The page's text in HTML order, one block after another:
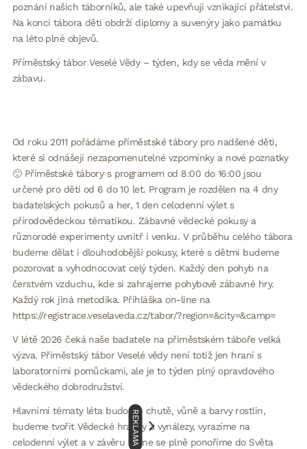
poznání našich táborníků, ale také upevňují vznikající přátelství.
Na konci tábora děti obdrží diplomy a suvenýry jako památku
na léto plné objevů.
Příměstský tábor Veselé Vědy – týden, kdy se věda mění v
zábavu.
Od roku 2011 pořádáme příměstské tábory pro nadšené děti,
které si odnášejí nezapomenutelné vzpomínky a nové poznatky
🙂 Příměstské tábory s programem od 8:00 do 16:00 jsou
určené pro děti od 6 do 10 let. Program je rozdělen na 4 dny
badatelských pokusů a her, 1 den celodenní výlet s
přírodovědeckou tématikou. Zábavné vědecké pokusy a
různorodé experimenty uvnitř i venku. V průběhu celého tábora
budeme dělat i dlouhodobější pokusy, které s dětmi budeme
pozorovat a vyhodnocovat celý týden. Každý den pohyb na
čerstvém vzduchu, kde si zahrajeme pohybově zábavné hry.
Každý rok jiná metodika. Přihláška on-line na
https://registrace.veselaveda.cz/tabor/?region=&city=&camp=
V létě 2026 čeká naše badatele na příměstském táboře velká
výzva. Příměstský tábor Veselé vědy není totiž jen hraní s
laboratorními pomůckami, ale je to týden plný opravdového
vědeckého dobrodružství.
Hlavními tématy léta budou – chutě, vůně a barvy rostlin,
budeme tvořit Vědecké hračky a vynálezy, vyrazíme na
celodenní výlet a v závěru týdne se plně ponoříme do Světa
REKLAMA